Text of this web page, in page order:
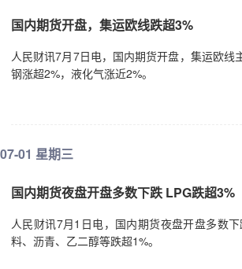
国内期货开盘，集运欧线跌超3%
人民财讯7月7日电，国内期货开盘，集运欧
钢涨超2%，液化气涨近2%。
01 星期三
国内期货夜盘开盘多数下跌 LPG跌超3%
人民财讯7月1日电，国内期货夜盘开盘多数
料、沥青、乙二醇等跌超1%。